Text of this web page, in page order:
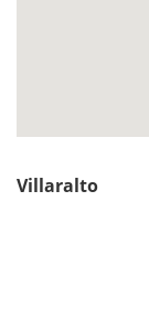
Villaralto